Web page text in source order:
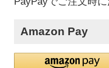
Amazon Pay